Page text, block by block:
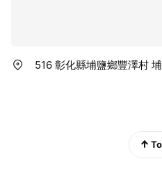
516 彰化縣埔鹽鄉豐澤村